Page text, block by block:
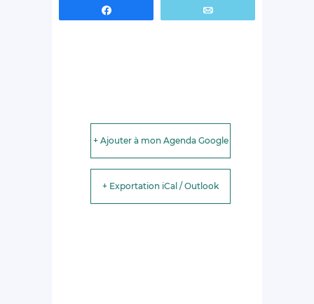
+ Ajouter à mon Agenda Google
+ Exportation iCal / Outlook